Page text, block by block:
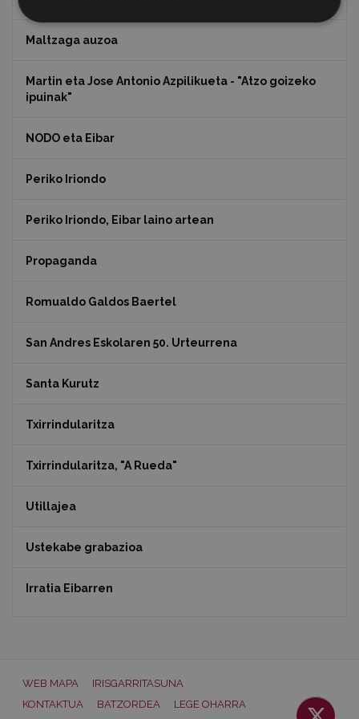
Maltzaga auzoa
Martin eta Jose Antonio Azpilikueta - "Atzo goizeko
ipuinak"
NODO eta Eibar
Periko Iriondo
Periko Iriondo, Eibar laino artean
Propaganda
Romualdo Galdos Baertel
San Andres Eskolaren 50. Urteurrena
Santa Kurutz
Txirrindularitza
Txirrindularitza, "A Rueda"
Utillajea
Ustekabe grabazioa
Irratia Eibarren
WEB MAPA
IRISGARRITASUNA
KONTAKTUA
BATZORDEA LEGE OHARRA